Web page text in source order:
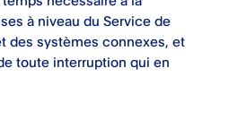
à niveau du Service de
des systèmes connexes, et
toute interruption qui en